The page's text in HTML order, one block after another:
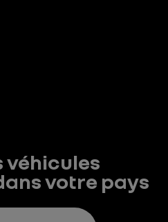
véhicules
votre pays